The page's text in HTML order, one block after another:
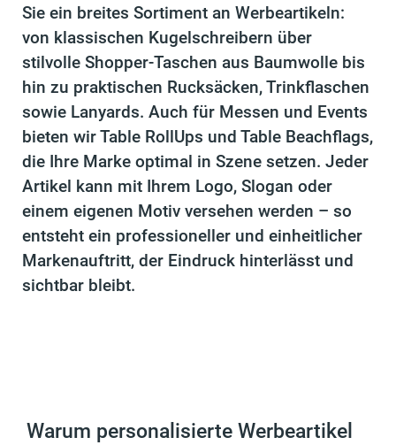
Sie ein breites Sortiment an Werbeartikeln:
von klassischen Kugelschreibern über
stilvolle Shopper-Taschen aus Baumwolle bis
hin zu praktischen Rucksäcken, Trinkflaschen
sowie Lanyards. Auch für Messen und Events
bieten wir Table RollUps und Table Beachflags,
die Ihre Marke optimal in Szene setzen. Jeder
Artikel kann mit Ihrem Logo, Slogan oder
einem eigenen Motiv versehen werden – so
entsteht ein professioneller und einheitlicher
Markenauftritt, der Eindruck hinterlässt und
sichtbar bleibt.
Warum personalisierte Werbeartikel